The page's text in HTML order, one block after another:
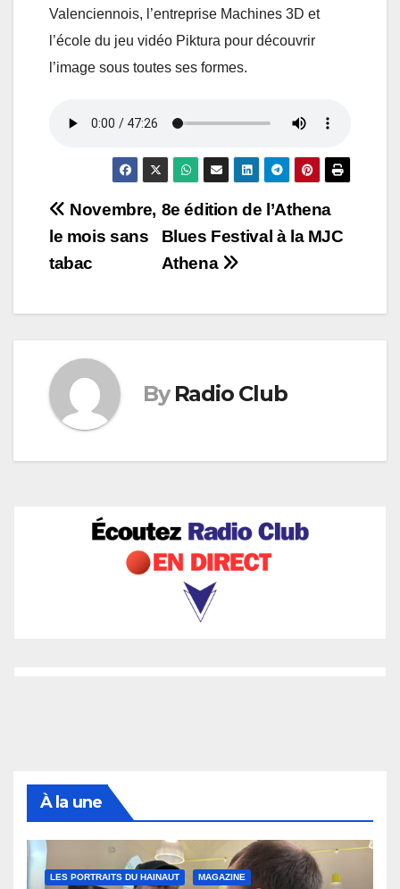
Valenciennois, l’entreprise Machines 3D et
l’école du jeu vidéo Piktura pour découvrir
l’image sous toutes ses formes.
Navigation
de
8e édition de l’Athena
Blues Festival à la MJC
Athena
Novembre,
le mois sans
tabac
By Radio Club
À la une
LES PORTRAITS DU HAINAUT MAGAZINE